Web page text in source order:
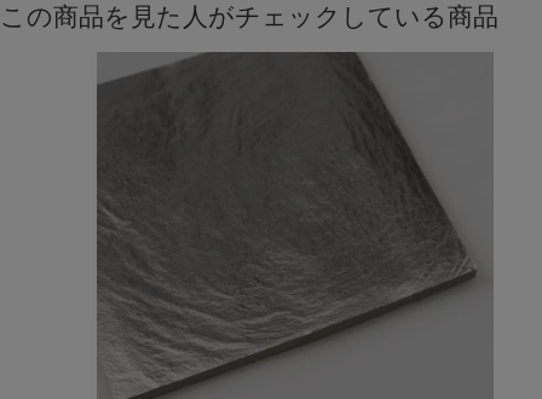
この商品を見た人がチェックしている商品